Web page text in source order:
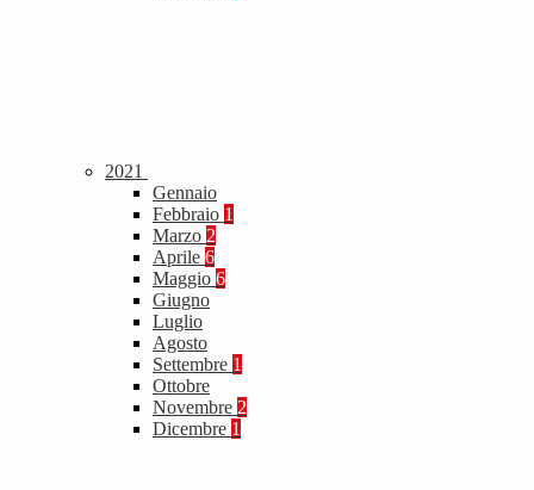
2021
Gennaio
Febbraio 1
Marzo 2
Aprile 6
Maggio 6
Giugno
Luglio
Agosto
Settembre 1
Ottobre
Novembre 2
Dicembre 1